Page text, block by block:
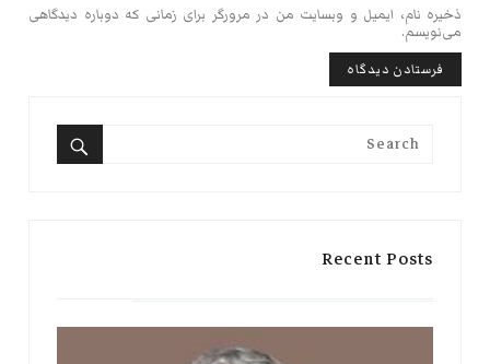
ذخیره نام، ایمیل و وبسایت من در مرورگر برای زمانی که دوباره دیدگاهی
می‌نویسم.
Search
Recent Posts